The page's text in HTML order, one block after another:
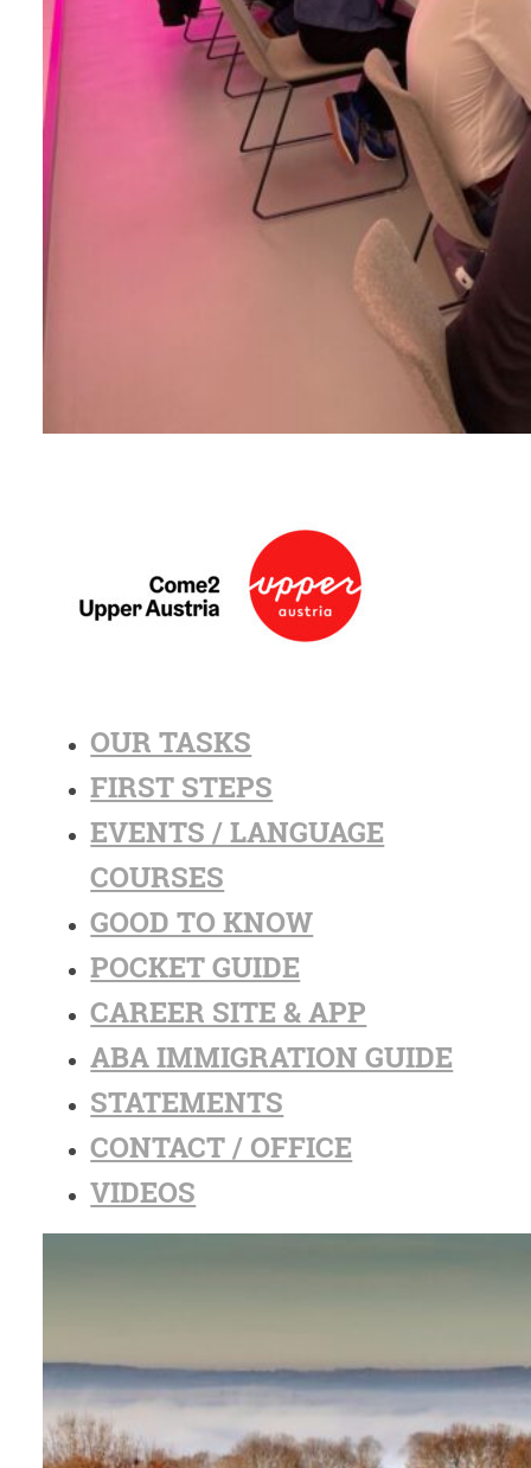
OUR TASKS
FIRST STEPS
EVENTS / LANGUAGE
COURSES
GOOD TO KNOW
POCKET GUIDE
CAREER SITE & APP
ABA IMMIGRATION GUIDE
STATEMENTS
CONTACT / OFFICE
VIDEOS